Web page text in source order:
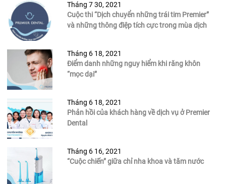
Tháng 7 30, 2021
Cuộc thi “Dịch chuyển những trái tim Premier”
và những thông điệp tích cực trong mùa dịch
Tháng 6 18, 2021
Điểm danh những nguy hiểm khi răng khôn
“mọc dại”
Tháng 6 18, 2021
Phản hồi của khách hàng về dịch vụ ở Premier
Dental
Tháng 6 16, 2021
“Cuộc chiến” giữa chỉ nha khoa và tăm nước